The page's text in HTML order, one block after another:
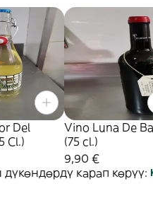
Del
Cl.)
Vino Luna De
(75 cl.)
9,90 €
карап көрүү: